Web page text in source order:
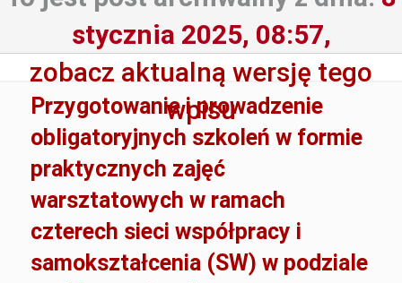
stycznia 2025, 08:57,
zobacz aktualną wersję tego
wpisu
Przygotowanie i prowadzenie
obligatoryjnych szkoleń w formie
praktycznych zajęć
warsztatowych w ramach
czterech sieci współpracy i
samokształcenia (SW) w podziale